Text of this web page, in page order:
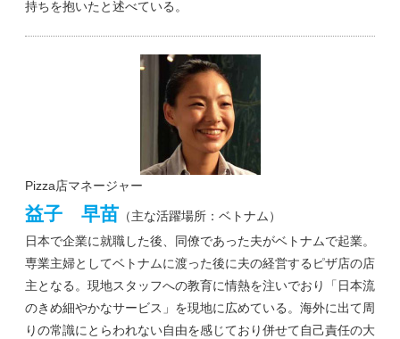
持ちを抱いたと述べている。
Pizza店マネージャー
益子 早苗 （主な活躍場所：ベトナム）
日本で企業に就職した後、同僚であった夫がベトナムで起業。
専業主婦としてベトナムに渡った後に夫の経営するピザ店の店
主となる。現地スタッフへの教育に情熱を注いでおり「日本流
のきめ細やかなサービス」を現地に広めている。海外に出て周
りの常識にとらわれない自由を感じており併せて自己責任の大